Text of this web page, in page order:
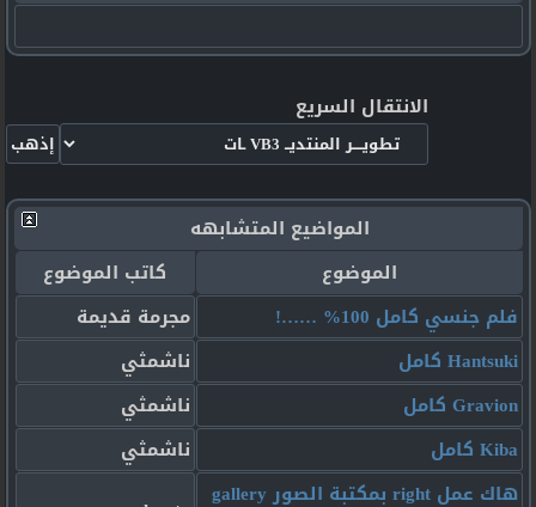
الانتقال السريع
المواضيع المتشابهه
الموضوع
كاتب الموضوع
فلم جنسي كامل 100% ……!
مجرمة قديمة
Hantsuki كامل
ناشمثي
Gravion كامل
ناشمثي
Kiba كامل
ناشمثي
هاك عمل right بمكتبة الصور gallery